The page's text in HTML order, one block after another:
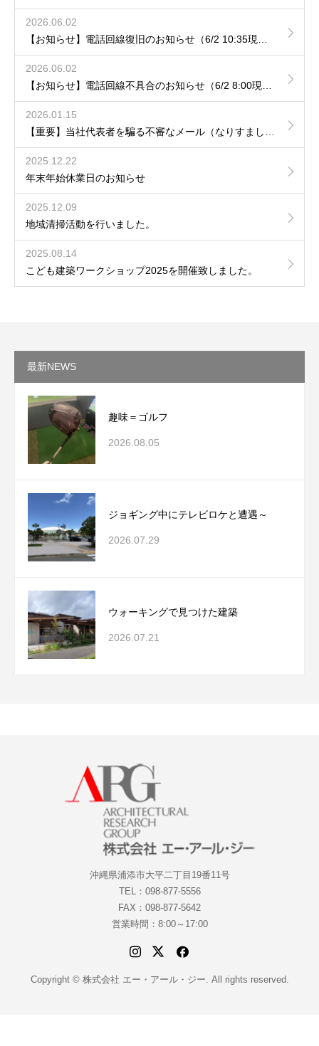
2026.06.02
【お知らせ】電話回線復旧のお知らせ（6/2 10:35現在）
2026.06.02
【お知らせ】電話回線不具合のお知らせ（6/2 8:00現在）
2026.01.15
【重要】当社代表者を騙る不審なメール（なりすまし）への注意喚起について
2025.12.22
年末年始休業日のお知らせ
2025.12.09
地域清掃活動を行いました。
2025.08.14
こども建築ワークショップ2025を開催致しました。
最新NEWS
趣味＝ゴルフ
2026.08.05
ジョギング中にテレビロケと遭遇～
2026.07.29
ウォーキングで見つけた建築
2026.07.21
沖縄県浦添市大平二丁目19番11号
TEL：098-877-5556
FAX：098-877-5642
営業時間：8:00～17:00
Copyright © 株式会社 エー・アール・ジー. All rights reserved.